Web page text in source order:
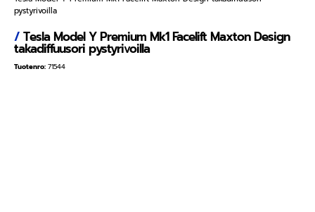
pystyrivoilla
/Tesla Model Y Premium Mk1 Facelift Maxton Design
takadiffuusori pystyrivoilla
Tuotenro: 71544